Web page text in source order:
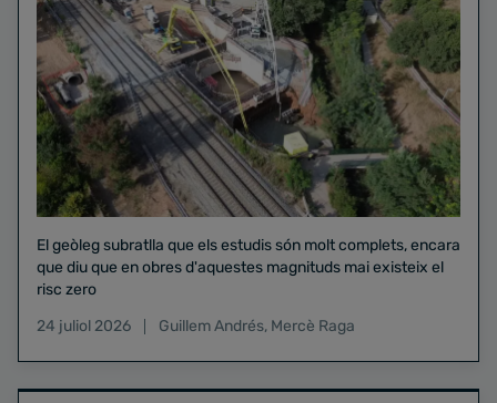
El geòleg subratlla que els estudis són molt complets, encara
que diu que en obres d'aquestes magnituds mai existeix el
risc zero
24 juliol 2026
Guillem Andrés, Mercè Raga